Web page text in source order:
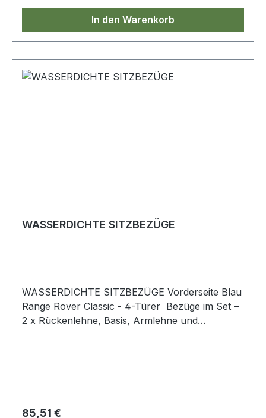
In den Warenkorb
WASSERDICHTE SITZBEZÜGE
WASSERDICHTE SITZBEZÜGE Vorderseite Blau
Range Rover Classic - 4-Türer Bezüge im Set –
2 x Rückenlehne, Basis, Armlehne und
Regulärer Preis:
85,51 €